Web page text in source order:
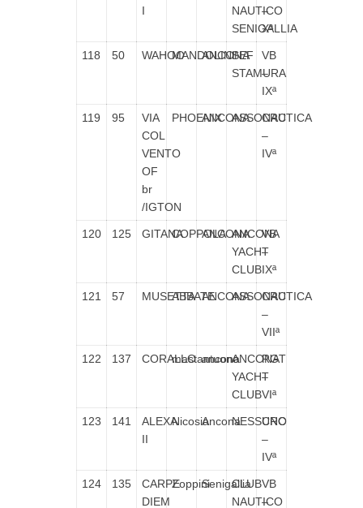
I
NAUTICO
SENIGALLIA
–
Xª
118 50 WAHOOMANDOLINI
ANCONA
SEF
STAMURA
VB
–
IXª
119 95
VIA
COL
VENTO
OF
br
/IGTON
PHOENIXANCONAASSONAUTICA
CRC
–
IVª
120 125 GITANACOPPOLAANCONAANCONA
YACHT
CLUB
VB
–
IXª
121 57 MUSETTA
ABBATEANCONAASSONAUTICA
CRC
–
VIIª
122 137 CORALLOmastantuono
anconaANCONA
YACHT
CLUB
RGT
–
VIª
123 141
ALEXA
II
NicosiaAnconaNESSUNO
CRC
–
IVª
124 135
CARPE
DIEM
ZoppiniSenigallia
CLUB
NAUTICO
VB
–